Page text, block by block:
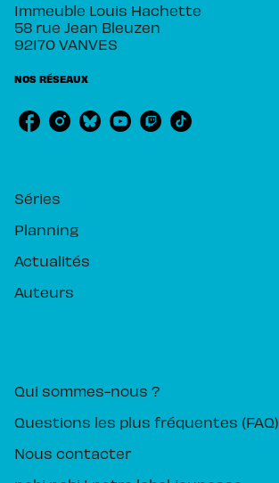
Immeuble Louis Hachette
58 rue Jean Bleuzen
92170 VANVES
NOS RÉSEAUX
Séries
Planning
Actualités
Auteurs
Qui sommes-nous ?
Questions les plus fréquentes (FAQ)
Nous contacter